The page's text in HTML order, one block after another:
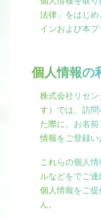
法律」をはじ
インおよび本プ
個人情報の
株式会社リセ
す）では、訪
た際に、お名
情報をご登録い
これらの個人
ルなどをでご
個人情報をご
ん。